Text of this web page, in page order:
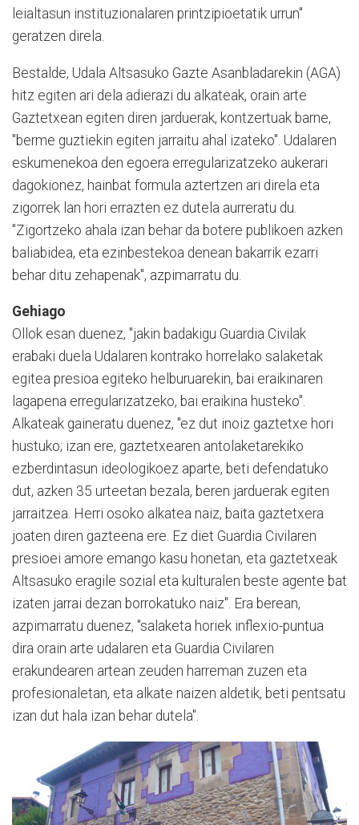
leialtasun instituzionalaren printzipioetatik urrun"
geratzen direla.
Bestalde, Udala Altsasuko Gazte Asanbladarekin (AGA)
hitz egiten ari dela adierazi du alkateak, orain arte
Gaztetxean egiten diren jarduerak, kontzertuak barne,
"berme guztiekin egiten jarraitu ahal izateko". Udalaren
eskumenekoa den egoera erregularizatzeko aukerari
dagokionez, hainbat formula aztertzen ari direla eta
zigorrek lan hori errazten ez dutela aurreratu du.
"Zigortzeko ahala izan behar da botere publikoen azken
baliabidea, eta ezinbestekoa denean bakarrik ezarri
behar ditu zehapenak", azpimarratu du.
Gehiago
Ollok esan duenez, "jakin badakigu Guardia Civilak
erabaki duela Udalaren kontrako horrelako salaketak
egitea presioa egiteko helburuarekin, bai eraikinaren
lagapena erregularizatzeko, bai eraikina husteko".
Alkateak gaineratu duenez, "ez dut inoiz gaztetxe hori
hustuko; izan ere, gaztetxearen antolaketarekiko
ezberdintasun ideologikoez aparte, beti defendatuko
dut, azken 35 urteetan bezala, beren jarduerak egiten
jarraitzea. Herri osoko alkatea naiz, baita gaztetxera
joaten diren gazteena ere. Ez diet Guardia Civilaren
presioei amore emango kasu honetan, eta gaztetxeak
Altsasuko eragile sozial eta kulturalen beste agente bat
izaten jarrai dezan borrokatuko naiz". Era berean,
azpimarratu duenez, "salaketa horiek inflexio-puntua
dira orain arte udalaren eta Guardia Civilaren
erakundearen artean zeuden harreman zuzen eta
profesionaletan, eta alkate naizen aldetik, beti pentsatu
izan dut hala izan behar dutela".